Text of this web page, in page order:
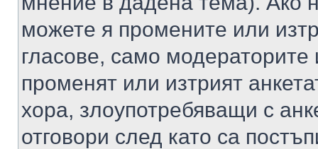
можете я промените или
гласове, само
променят или изтрият
хора, злоупотребяващи с
отговори след като са